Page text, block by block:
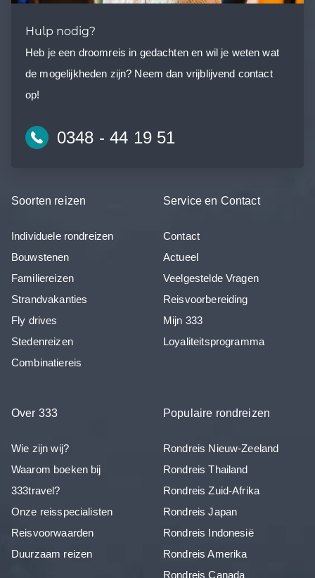
Hulp nodig?
Heb je een droomreis in gedachten en wil je weten wat
de mogelijkheden zijn? Neem dan vrijblijvend contact
op!
0348 - 44 19 51
Soorten reizen
Individuele rondreizen
Bouwstenen
Familiereizen
Strandvakanties
Fly drives
Stedenreizen
Combinatiereis
Service en Contact
Contact
Actueel
Veelgestelde Vragen
Reisvoorbereiding
Mijn 333
Loyaliteitsprogramma
Over 333
Wie zijn wij?
Waarom boeken bij
333travel?
Onze reisspecialisten
Reisvoorwaarden
Duurzaam reizen
Populaire rondreizen
Rondreis Nieuw-Zeeland
Rondreis Thailand
Rondreis Zuid-Afrika
Rondreis Japan
Rondreis Indonesië
Rondreis Amerika
Rondreis Canada